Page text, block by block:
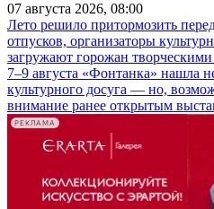
07 августа 2026, 08:00
Лето решило притормозить
отпусков, организаторы
загружают горожан
7–9 августа «Фонтанка» нашла
культурного досуга — но,
внимание ранее открытым
РЕКЛАМА